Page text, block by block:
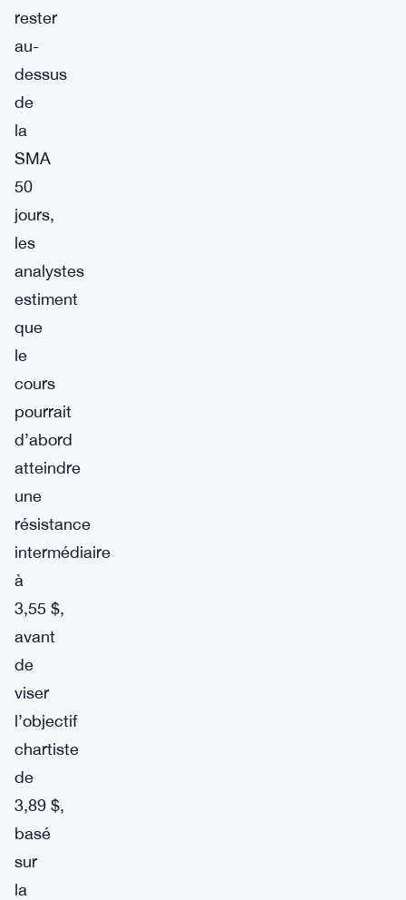
rester
au-
dessus
de
la
SMA
50
jours,
les
analystes
estiment
que
le
cours
pourrait
d’abord
atteindre
une
résistance
intermédiaire
à
3,55 $,
avant
de
viser
l’objectif
chartiste
de
3,89 $,
basé
sur
la